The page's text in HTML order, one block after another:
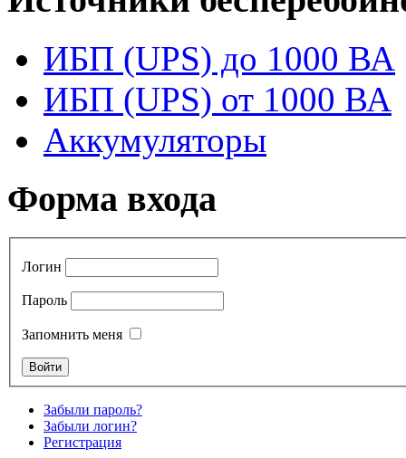
ИБП (UPS) до 1000 ВА
ИБП (UPS) от 1000 ВА
Аккумуляторы
Форма входа
Логин
Пароль
Запомнить меня
Забыли пароль?
Забыли логин?
Регистрация